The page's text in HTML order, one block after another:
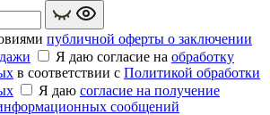
публичной оферты о заключении
Я даю согласие на обработку
в соответствии с Политикой обработки
Я даю согласие на получение
сообщений